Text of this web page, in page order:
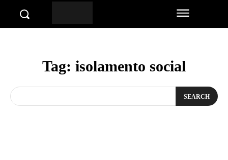
Tag: isolamento social
SEARCH